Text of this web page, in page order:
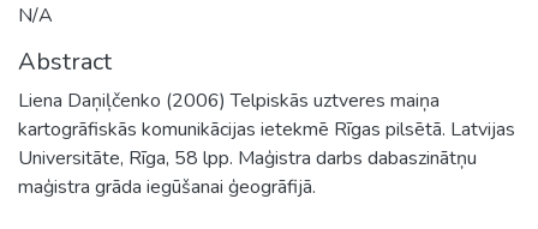
N/A
Abstract
Liena Daņiļčenko (2006) Telpiskās uztveres maiņa
kartogrāfiskās komunikācijas ietekmē Rīgas pilsētā. Latvijas
Universitāte, Rīga, 58 lpp. Maģistra darbs dabaszinātņu
maģistra grāda iegūšanai ģeogrāfijā.